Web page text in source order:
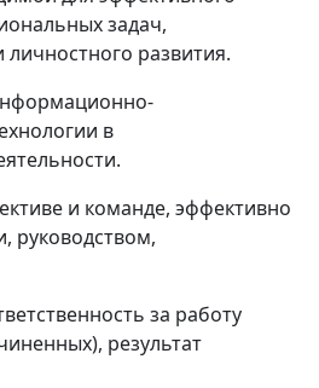
задач,
развития.
в
и команде, эффективно
руководством,
за работу
результат